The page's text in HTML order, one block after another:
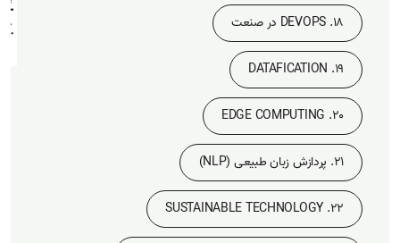
18. DEVOPS در صنعت
19. DATAFICATION
20. EDGE COMPUTING
21. پردازش زبان طبیعی (NLP)
22. SUSTAINABLE TECHNOLOGY